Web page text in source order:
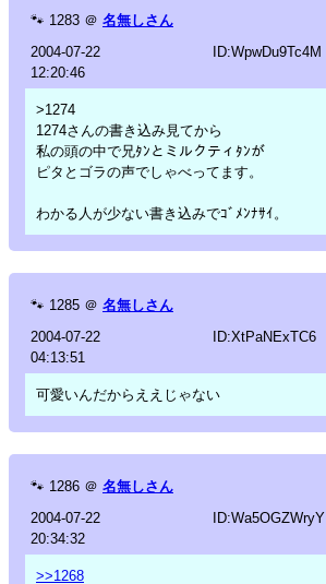
🐾 1283 ＠ 名無しさん
2004-07-22
12:20:46
ID:WpwDu9Tc4M
>1274
1274さんの書き込み見てから
私の頭の中で兄ﾀﾝとミルクティﾀﾝが
ピタとゴラの声でしゃべってます。
わかる人が少ない書き込みでｺﾞﾒﾝﾅｻｲ。
🐾 1285 ＠ 名無しさん
2004-07-22
04:13:51
ID:XtPaNExTC6
可愛いんだからええじゃない
🐾 1286 ＠ 名無しさん
2004-07-22
20:34:32
ID:Wa5OGZWryY
>>1268